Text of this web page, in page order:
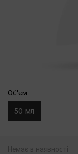
Об'єм
50 мл
Немає в наявності